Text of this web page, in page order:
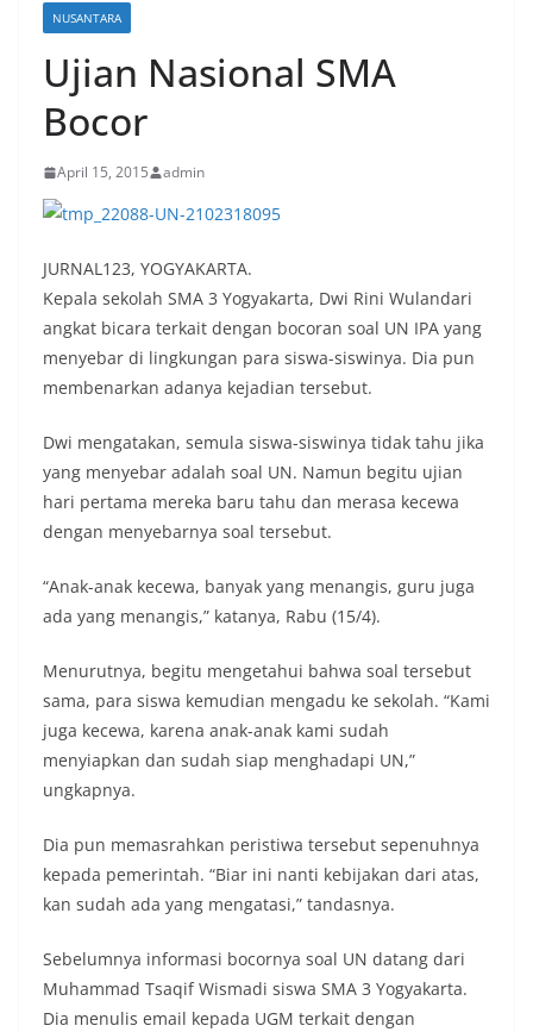
NUSANTARA
Ujian Nasional SMA
Bocor
April 15, 2015 admin
JURNAL123, YOGYAKARTA.
Kepala sekolah SMA 3 Yogyakarta, Dwi Rini Wulandari
angkat bicara terkait dengan bocoran soal UN IPA yang
menyebar di lingkungan para siswa-siswinya. Dia pun
membenarkan adanya kejadian tersebut.
Dwi mengatakan, semula siswa-siswinya tidak tahu jika
yang menyebar adalah soal UN. Namun begitu ujian
hari pertama mereka baru tahu dan merasa kecewa
dengan menyebarnya soal tersebut.
“Anak-anak kecewa, banyak yang menangis, guru juga
ada yang menangis,” katanya, Rabu (15/4).
Menurutnya, begitu mengetahui bahwa soal tersebut
sama, para siswa kemudian mengadu ke sekolah. “Kami
juga kecewa, karena anak-anak kami sudah
menyiapkan dan sudah siap menghadapi UN,”
ungkapnya.
Dia pun memasrahkan peristiwa tersebut sepenuhnya
kepada pemerintah. “Biar ini nanti kebijakan dari atas,
kan sudah ada yang mengatasi,” tandasnya.
Sebelumnya informasi bocornya soal UN datang dari
Muhammad Tsaqif Wismadi siswa SMA 3 Yogyakarta.
Dia menulis email kepada UGM terkait dengan